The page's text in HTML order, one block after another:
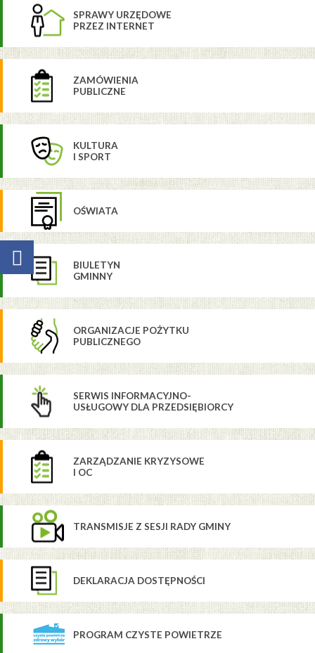
SPRAWY URZĘDOWE
PRZEZ INTERNET
ZAMÓWIENIA
PUBLICZNE
KULTURA
I SPORT
OŚWIATA
BIULETYN
GMINNY
ORGANIZACJE POŻYTKU
PUBLICZNEGO
SERWIS INFORMACYJNO-
USŁUGOWY DLA PRZEDSIĘBIORCY
ZARZĄDZANIE KRYZYSOWE
I OC
TRANSMISJE Z SESJI RADY GMINY
DEKLARACJA DOSTĘPNOŚCI
PROGRAM CZYSTE POWIETRZE